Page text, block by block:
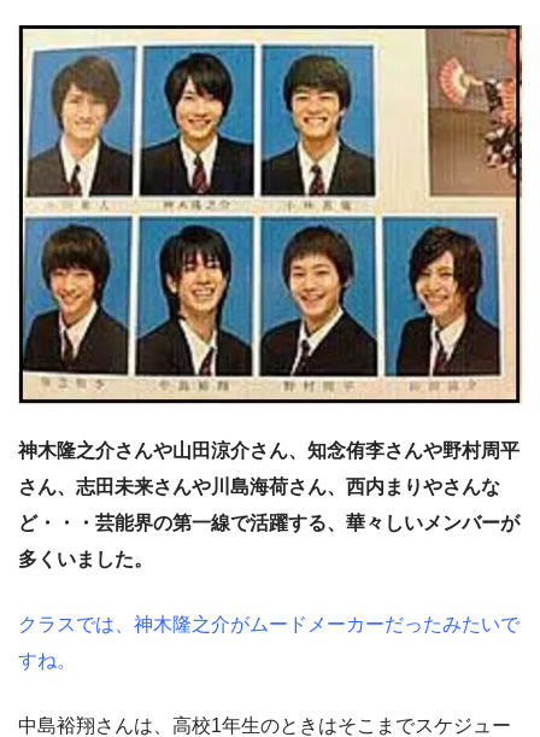
神木隆之介さんや山田涼介さん、知念侑李さんや野村周平
さん、志田未来さんや川島海荷さん、西内まりやさんな
ど・・・芸能界の第一線で活躍する、華々しいメンバーが
多くいました。
クラスでは、神木隆之介がムードメーカーだったみたいで
すね。
中島裕翔さんは、高校1年生のときはそこまでスケジュー